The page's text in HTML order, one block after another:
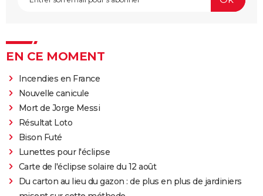
EN CE MOMENT
Incendies en France
Nouvelle canicule
Mort de Jorge Messi
Résultat Loto
Bison Futé
Lunettes pour l'éclipse
Carte de l'éclipse solaire du 12 août
Du carton au lieu du gazon : de plus en plus de jardiniers